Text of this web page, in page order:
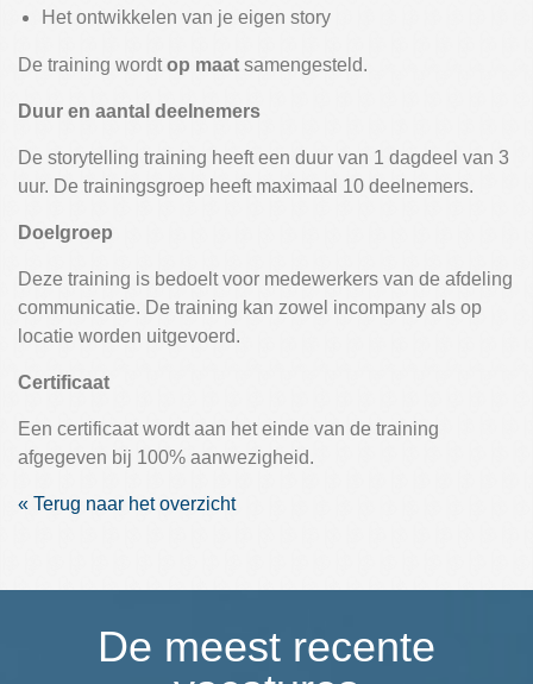
Het ontwikkelen van je eigen story
De training wordtop maat samengesteld.
Duur en aantal deelnemers
De storytelling training heeft een duur van 1 dagdeel van 3
uur. De trainingsgroep heeft maximaal 10 deelnemers.
Doelgroep
Deze training is bedoelt voor medewerkers van de afdeling
communicatie. De training kan zowel incompany als op
locatie worden uitgevoerd.
Certificaat
Een certificaat wordt aan het einde van de training
afgegeven bij 100% aanwezigheid.
Terug naar het overzicht
De meest recente